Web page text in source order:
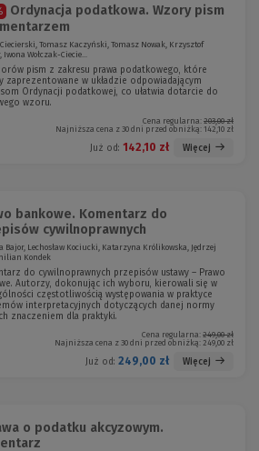
Ordynacja podatkowa. Wzory pism
Tomasz Kaczyński, Tomasz Nowak, Krzysztof
Iwona Wołczak-Ciecie...
pism z zakresu prawa podatkowego, które
zaprezentowane w układzie odpowiadającym
Ordynacji podatkowej, co ułatwia dotarcie do
wzoru.
Cena regularna: 203,00 zł
Najniższa cena z 30 dni przed obniżką: 142,10 zł
Już od: 142,10 zł Więcej
bankowe. Komentarz do
cywilnoprawnych
Bajor, Lechosław Kociucki, Katarzyna Królikowska, Jędrzej
Kondek
do cywilnoprawnych przepisów ustawy – Prawo
Autorzy, dokonując ich wyboru, kierowali się w
częstotliwością występowania w praktyce
interpretacyjnych dotyczących danej normy
znaczeniem dla praktyki.
Cena regularna: 249,00 zł
Najniższa cena z 30 dni przed obniżką: 249,00 zł
Już od: 249,00 zł Więcej
o podatku akcyzowym.